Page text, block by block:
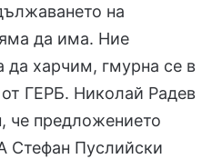
на
да има. Ние
харчим, гмурна се в
ГЕРБ. Николай Радев
че предложението
Стефан Пуслийски